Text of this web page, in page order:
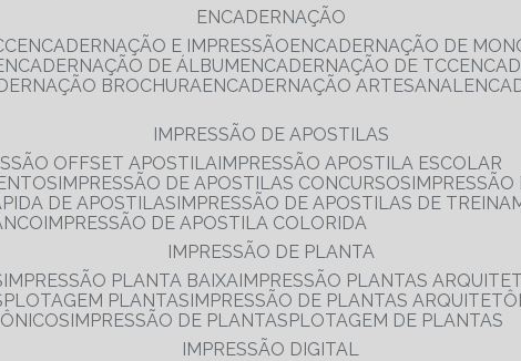
ENCADERNAÇÃO
ENCADERNAÇÃO E IMPRESSÃO
ENCADERNAÇÃO DE
ENCADERNAÇÃO DE ÁLBUM ENCADERNAÇÃO DE TCC
BROCHURA ENCADERNAÇÃO ARTESANAL
IMPRESSÃO DE APOSTILAS
OFFSET APOSTILA IMPRESSÃO APOSTILA ESCOLAR
IMPRESSÃO DE APOSTILAS CONCURSOS
DE APOSTILAS IMPRESSÃO DE APOSTILAS DE
IMPRESSÃO DE APOSTILA COLORIDA
IMPRESSÃO DE PLANTA
IMPRESSÃO PLANTA BAIXA IMPRESSÃO PLANTAS
PLOTAGEM PLANTAS IMPRESSÃO DE PLANTAS
IMPRESSÃO DE PLANTAS
PLOTAGEM DE PLANTAS
IMPRESSÃO DIGITAL